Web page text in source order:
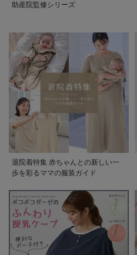
助産院監修シリーズ
退院着特集 赤ちゃんとの新しい一
歩を彩るママの服装ガイド